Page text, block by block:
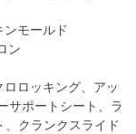
モールド
ン
ロッキング、アッ
サポートシート、ラ
クランクスライド